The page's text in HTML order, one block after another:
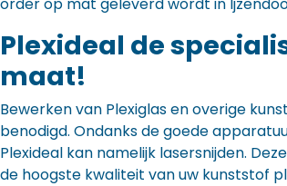
Plexideal de
maat!
Bewerken van Plexiglas en overige
benodigd. Ondanks de goede
Plexideal kan namelijk lasersnijden.
de hoogste kwaliteit van uw kunststof